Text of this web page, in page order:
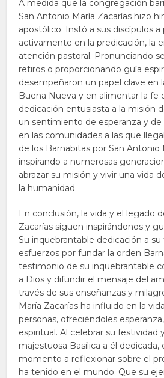
A medida que la congregación
San Antonio María Zacarías hizo
apostólico. Instó a sus discípulos a
activamente en la predicación, la
atención pastoral. Pronunciando
retiros o proporcionando guía
desempeñaron un papel clave en
Buena Nueva y en alimentar la fe
dedicación entusiasta a la misión
un sentimiento de esperanza y
en las comunidades a las que
de los Barnabitas por San Antonio
inspirando a numerosas
abrazar su misión y vivir una vida
la humanidad.
En conclusión, la vida y el legado
Zacarías siguen inspirándonos y
Su inquebrantable dedicación a su
esfuerzos por fundar la orden
testimonio de su inquebrantable
a Dios y difundir el mensaje del
través de sus enseñanzas y
María Zacarías ha influido en la
personas, ofreciéndoles
espiritual. Al celebrar su festividad
majestuosa Basílica a él
momento a reflexionar sobre el
ha tenido en el mundo. Que su